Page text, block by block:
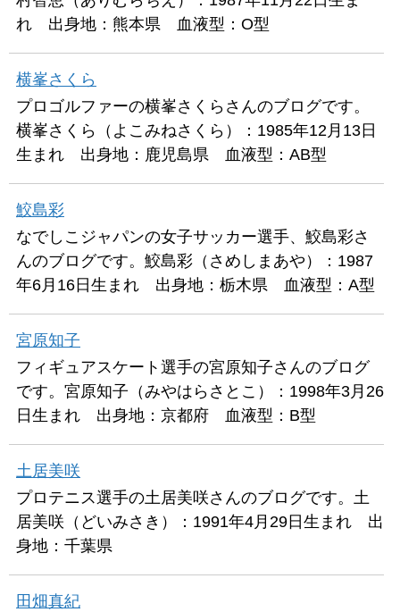
れ 出身地：熊本県 血液型：O型
横峯さくら
プロゴルファーの横峯さくらさんのブログです。
横峯さくら（よこみねさくら）：1985年12月13日
生まれ 出身地：鹿児島県 血液型：AB型
鮫島彩
なでしこジャパンの女子サッカー選手、鮫島彩さ
んのブログです。鮫島彩（さめしまあや）：1987
年6月16日生まれ 出身地：栃木県 血液型：A型
宮原知子
フィギュアスケート選手の宮原知子さんのブログ
です。宮原知子（みやはらさとこ）：1998年3月26
日生まれ 出身地：京都府 血液型：B型
土居美咲
プロテニス選手の土居美咲さんのブログです。土
居美咲（どいみさき）：1991年4月29日生まれ 出
身地：千葉県
田畑真紀